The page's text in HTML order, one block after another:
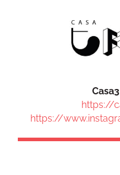
https://
https://